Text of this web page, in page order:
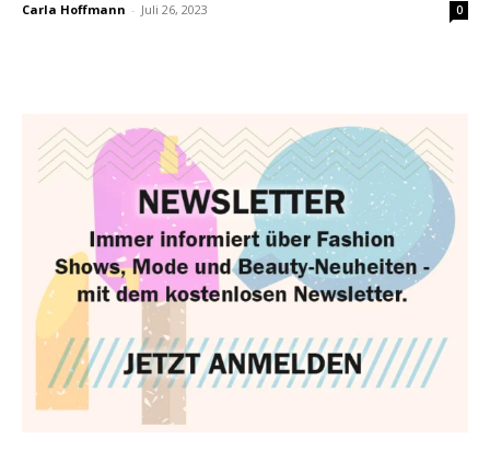
Carla Hoffmann - Juli 26, 2023 0